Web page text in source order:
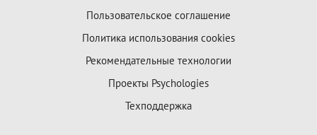
Пользовательское соглашение
Политика использования cookies
Рекомендательные технологии
Проекты Psychologies
Техподдержка